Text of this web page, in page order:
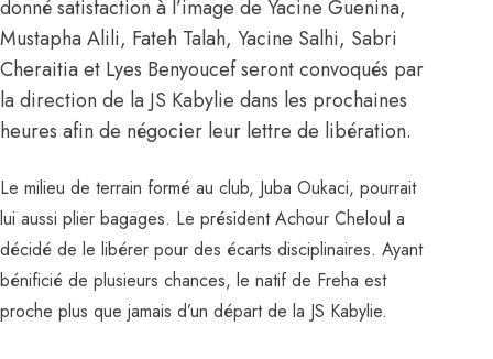
donné satisfaction à l’image de Yacine Guenina,
Mustapha Alili, Fateh Talah, Yacine Salhi, Sabri
Cheraitia et Lyes Benyoucef seront convoqués par
la direction de la JS Kabylie dans les prochaines
heures afin de négocier leur lettre de libération.
Le milieu de terrain formé au club, Juba Oukaci, pourrait
lui aussi plier bagages. Le président Achour Cheloul a
décidé de le libérer pour des écarts disciplinaires. Ayant
bénificié de plusieurs chances, le natif de Freha est
proche plus que jamais d’un départ de la JS Kabylie.